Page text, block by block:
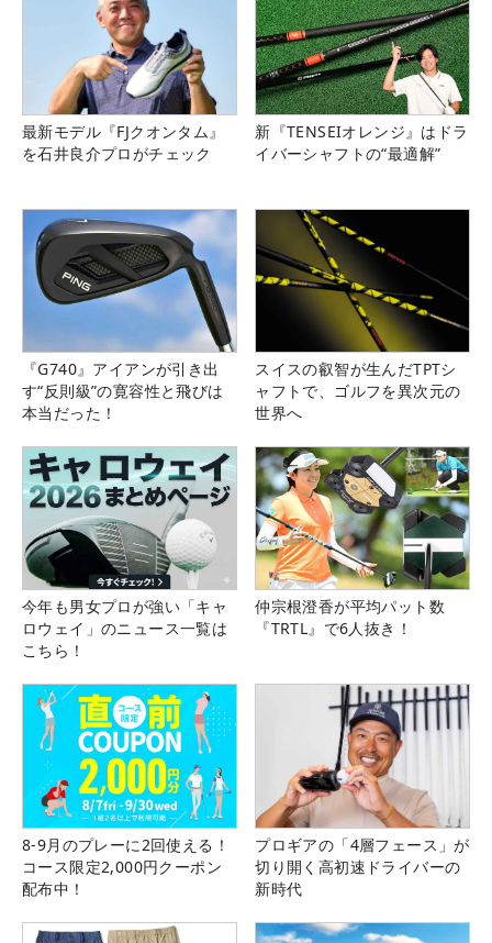
最新モデル『FJクオンタム』
を石井良介プロがチェック
新『TENSEIオレンジ』はドラ
イバーシャフトの“最適解”
『G740』アイアンが引き出
す“反則級”の寛容性と飛びは
本当だった！
スイスの叡智が生んだTPTシ
ャフトで、ゴルフを異次元の
世界へ
今年も男女プロが強い「キャ
ロウェイ」のニュース一覧は
こちら！
仲宗根澄香が平均パット数
『TRTL』で6人抜き！
8-9月のプレーに2回使える！
コース限定2,000円クーポン
配布中！
プロギアの「4層フェース」が
切り開く高初速ドライバーの
新時代